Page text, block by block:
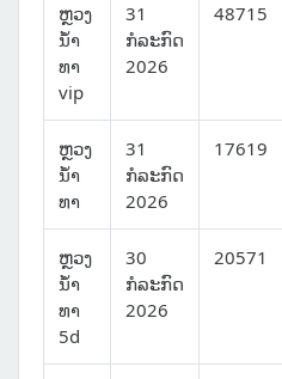
ຫຼວງ
ນໍ້າ
ທາ
vip
31
ກໍລະກົດ
2026
48715
ຫຼວງ
ນໍ້າ
ທາ
31
ກໍລະກົດ
2026
17619
ຫຼວງ
ນໍ້າ
ທາ
5d
30
ກໍລະກົດ
2026
20571